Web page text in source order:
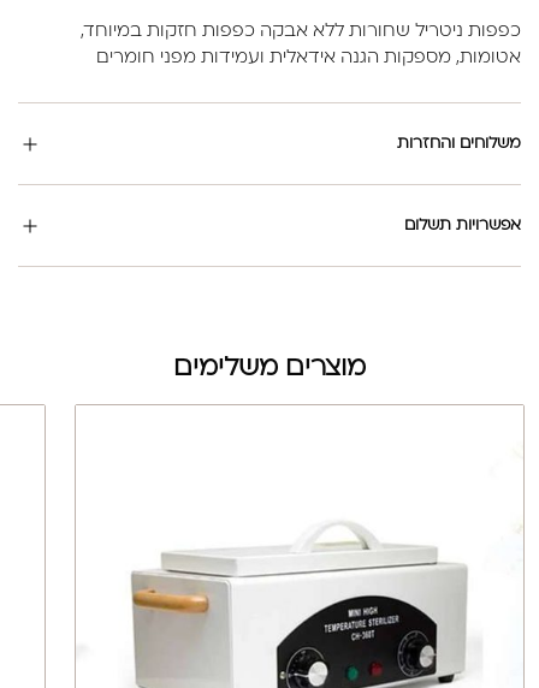
כפפות ניטריל שחורות ללא אבקה כפפות חזקות במיוחד,
אטומות, מספקות הגנה אידאלית ועמידות מפני חומרים
משלוחים והחזרות
אפשרויות תשלום
מוצרים משלימים